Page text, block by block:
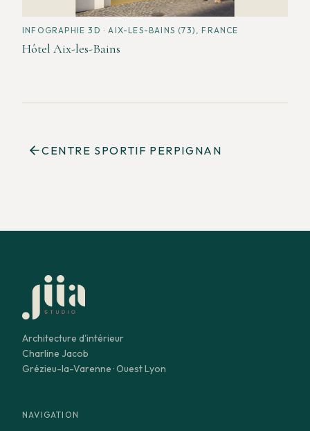
INFOGRAPHIE 3D · AIX-LES-BAINS (73), FRANCE
Hôtel Aix-les-Bains
CENTRE SPORTIF PERPIGNAN
Architecture d'intérieur
Charline Jacob
Grézieu-la-Varenne · Ouest Lyon
NAVIGATION